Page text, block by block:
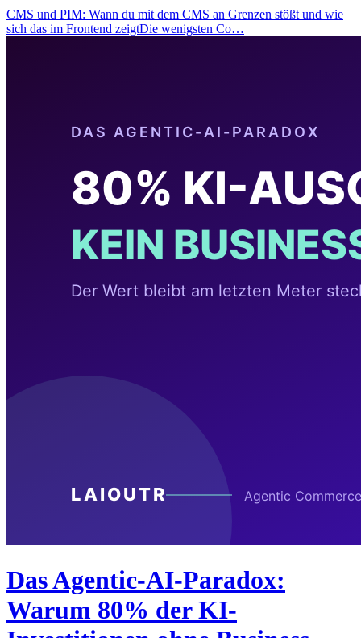
CMS und PIM: Wann du mit dem CMS an Grenzen stößt und wie
sich das im Frontend zeigtDie wenigsten Co…
Das Agentic-AI-Paradox:
Warum 80% der KI-